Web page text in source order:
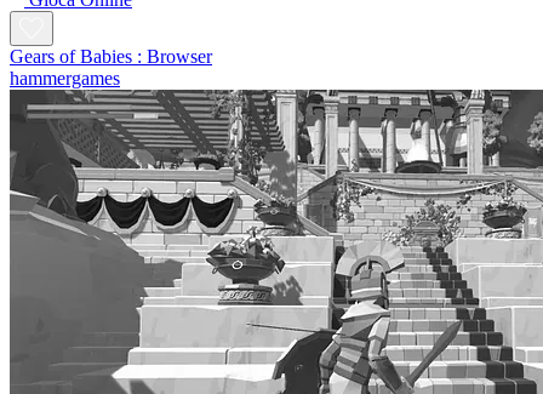
Gears of Babies : Browser
hammergames